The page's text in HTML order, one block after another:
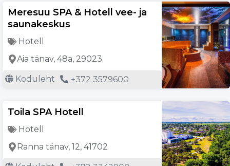
Meresuu SPA & Hotell vee- ja
saunakeskus
Hotell
Aia tänav, 48a, 29023
Koduleht +372 3579600
Toila SPA Hotell
Hotell
Ranna tänav, 12, 41702